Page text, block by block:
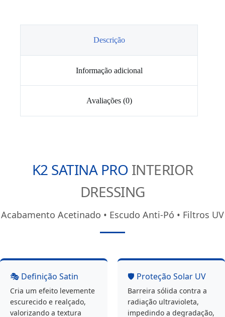
Descrição
Informação adicional
Avaliações (0)
K2 SATINA PRO INTERIOR
DRESSING
Acabamento Acetinado • Escudo Anti-Pó • Filtros UV
🎭 Definição Satin
Cria um efeito levemente
escurecido e realçado,
valorizando a textura
🛡️ Proteção Solar UV
Barreira sólida contra a
radiação ultravioleta,
impedindo a degradação,